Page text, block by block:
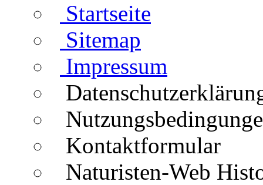
Startseite
Sitemap
Impressum
Kontaktformular
Naturisten-Web